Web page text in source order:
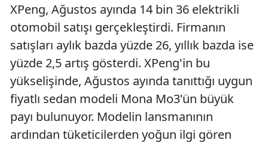
XPeng, Ağustos ayında 14 bin 36 elektrikli
otomobil satışı gerçekleştirdi. Firmanın
satışları aylık bazda yüzde 26, yıllık bazda ise
yüzde 2,5 artış gösterdi. XPeng'in bu
yükselişinde, Ağustos ayında tanıttığı uygun
fiyatlı sedan modeli Mona Mo3'ün büyük
payı bulunuyor. Modelin lansmanının
ardından tüketicilerden yoğun ilgi gören